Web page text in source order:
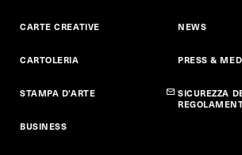
CARTE CREATIVE
CARTOLERIA
STAMPA D'ARTE
BUSINESS
NEWS
PRESS &
SICUREZZA